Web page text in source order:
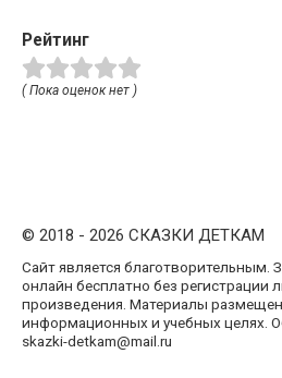
Рейтинг
( Пока оценок нет )
© 2018 - 2026 СКАЗКИ ДЕТКАМ
Сайт является благотворительным.
онлайн бесплатно без регистрации
произведения. Материалы
информационных и учебных целях.
skazki-detkam@mail.ru